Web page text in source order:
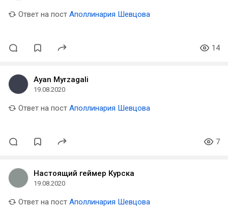
Ответ на пост Аполлинария Шевцова
14
Ayan Myrzagali
19.08.2020
Ответ на пост Аполлинария Шевцова
7
Настоящий геймер Курска
19.08.2020
Ответ на пост Аполлинария Шевцова